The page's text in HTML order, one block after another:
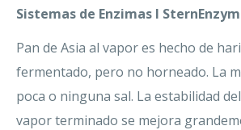
Sistemas de Enzimas I SternEnzym
Pan de Asia al vapor es hecho de
fermentado, pero no horneado. La
poca o ninguna sal. La estabilidad
vapor terminado se mejora